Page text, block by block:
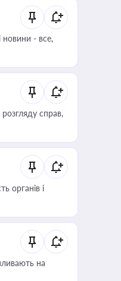
новини - все,
справ,
органів і
на